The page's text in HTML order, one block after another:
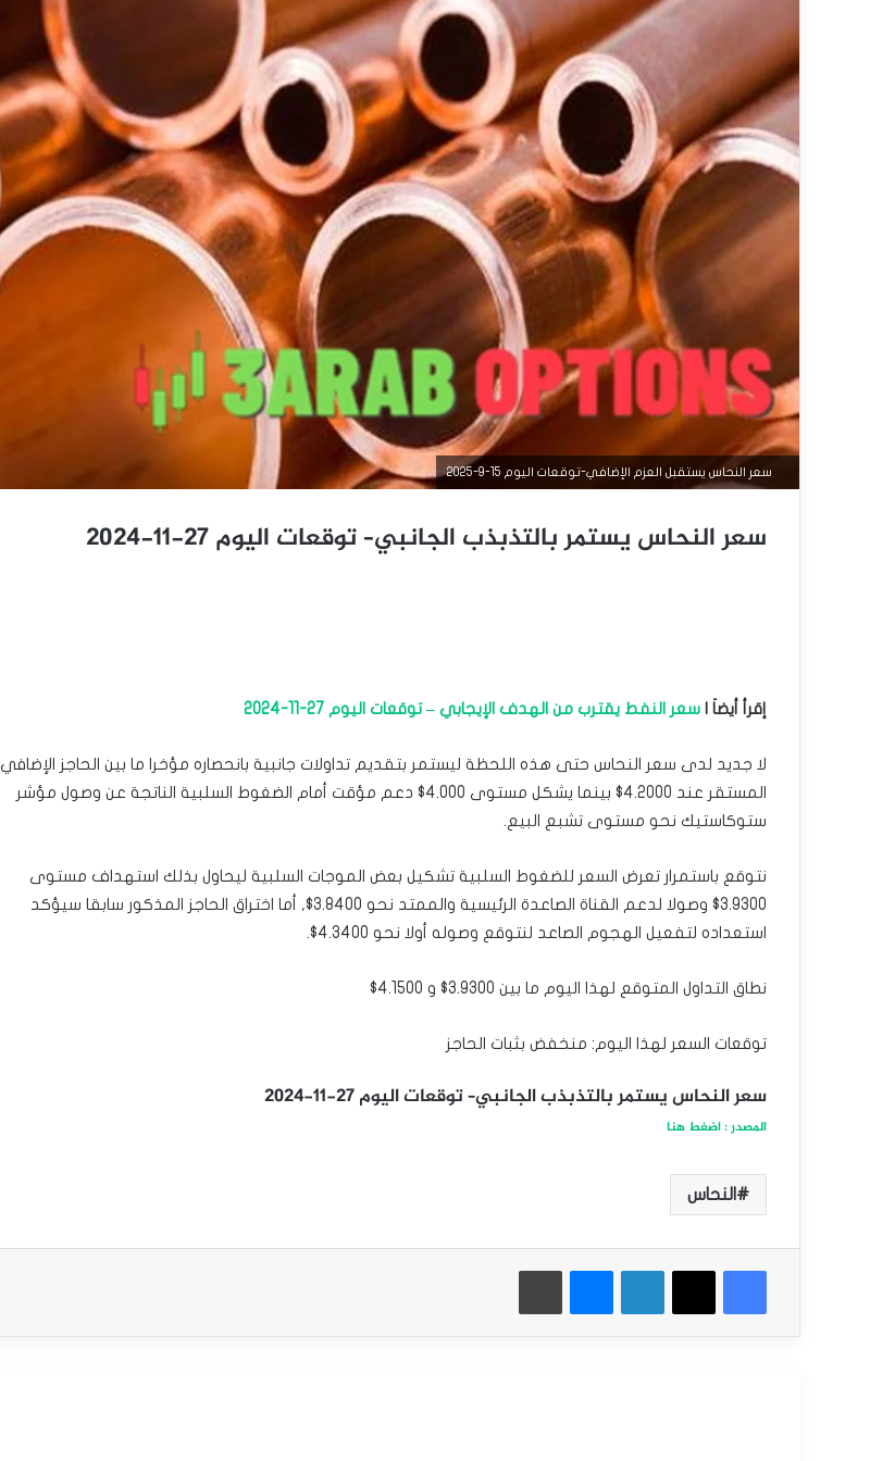
سعر النحاس يستقبل العزم الإضافي-توقعات اليوم 15-9-2025
سعر النحاس يستمر بالتذبذب الجانبي– توقعات اليوم 27-11-2024
إقرأ أيضاَ | سعر النفط يقترب من الهدف الإيجابي – توقعات اليوم 27-11-2024
لا جديد لدى سعر النحاس حتى هذه اللحظة ليستمر بتقديم تداولات جانبية بانحصاره مؤخرا ما بين الحاجز الإضافي
المستقر عند 4.2000$ بينما يشكل مستوى 4.000$ دعم مؤقت أمام الضغوط السلبية الناتجة عن وصول مؤشر
ستوكاستيك نحو مستوى تشبع البيع.
نتوقع باستمرار تعرض السعر للضغوط السلبية تشكيل بعض الموجات السلبية ليحاول بذلك استهداف مستوى
3.9300$ وصولا لدعم القناة الصاعدة الرئيسية والممتد نحو 3.8400$, أما اختراق الحاجز المذكور سابقا سيؤكد
استعداده لتفعيل الهجوم الصاعد لنتوقع وصوله أولا نحو 4.3400$.
نطاق التداول المتوقع لهذا اليوم ما بين 3.9300$ و 4.1500$
توقعات السعر لهذا اليوم: منخفض بثبات الحاجز
سعر النحاس يستمر بالتذبذب الجانبي– توقعات اليوم 27-11-2024
المصدر : اضغط هنا
النحاس
فيسبوك
‫X لينكدإن ماسنجر طباعة